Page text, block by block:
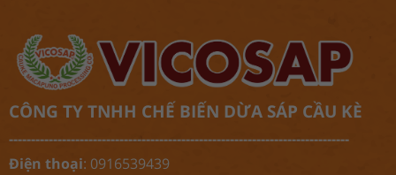
CÔNG TY TNHH CHẾ BIẾN DỪA SÁP CẦU KÈ
-----------------------------------------------------------------------------
Điện thoại: 0916539439